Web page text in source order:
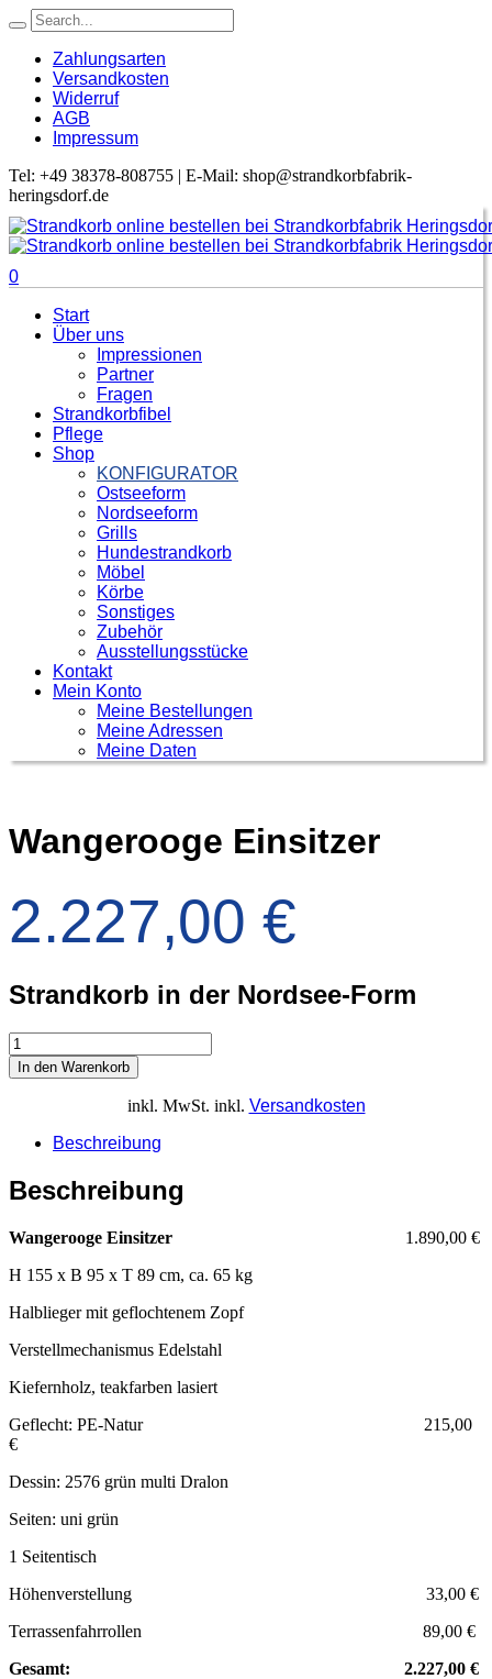
Zahlungsarten
Versandkosten
Widerruf
AGB
Impressum
Tel: +49 38378-808755 | E-Mail: shop@strandkorbfabrik-
heringsdorf.de
0
Start
Über uns
Impressionen
Partner
Fragen
Strandkorbfibel
Pflege
Shop
KONFIGURATOR
Ostseeform
Nordseeform
Grills
Hundestrandkorb
Möbel
Körbe
Sonstiges
Zubehör
Ausstellungsstücke
Kontakt
Mein Konto
Meine Bestellungen
Meine Adressen
Meine Daten
Wangerooge Einsitzer
2.227,00 €
Strandkorb in der Nordsee-Form
In den Warenkorb
inkl. MwSt. inkl. Versandkosten
Beschreibung
Beschreibung
Wangerooge Einsitzer
1.890,00 €
H 155 x B 95 x T 89 cm, ca. 65 kg
Halblieger mit geflochtenem Zopf
Verstellmechanismus Edelstahl
Kiefernholz, teakfarben lasiert
Geflecht: PE-Natur 215,00
€
Dessin: 2576 grün multi Dralon
Seiten: uni grün
1 Seitentisch
Höhenverstellung 33,00 €
Terrassenfahrrollen 89,00 €
Gesamt: 2.227,00 €